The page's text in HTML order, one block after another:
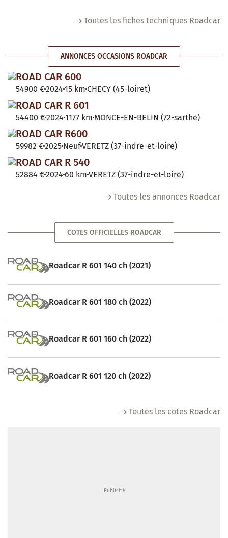
Toutes les fiches techniques Roadcar
ANNONCES OCCASIONS ROADCAR
ROAD CAR 600
54900 €2024 15 km CHECY (45-loiret)
ROAD CAR R 601
54400 €2024 1177 km MONCE-EN-BELIN (72-sarthe)
ROAD CAR R600
59982 €2025 NeufVERETZ (37-indre-et-loire)
ROAD CAR R 540
52884 €2024 60 km VERETZ (37-indre-et-loire)
Toutes les annonces Roadcar
COTES OFFICIELLES ROADCAR
Roadcar R 601 140 ch (2021)
Roadcar R 601 180 ch (2022)
Roadcar R 601 160 ch (2022)
Roadcar R 601 120 ch (2022)
Toutes les cotes Roadcar